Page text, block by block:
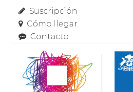
Suscripción
Cómo llegar
Contacto